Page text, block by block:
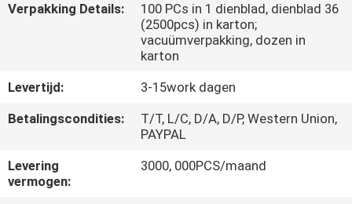
SITEMAP
PRIVACY
POLICY
Verpakking Details:
100 PCs in 1 dienblad, dienblad 36
(2500pcs) in karton;
vacuümverpakking, dozen in
karton
Levertijd:
3-15work dagen
Betalingscondities:
T/T, L/C, D/A, D/P, Western Union,
PAYPAL
Levering
vermogen:
3000, 000PCS/maand